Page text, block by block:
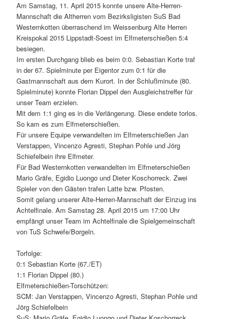
Am Samstag, 11. April 2015 konnte unsere Alte-Herren-
Mannschaft die Altherren vom Bezirksligisten SuS Bad
Westernkotten überraschend im Weissenburg Alte Herren
Kreispokal 2015 Lippstadt-Soest im Elfmeterschießen 5:4
besiegen.
Im ersten Durchgang blieb es beim 0:0. Sebastian Korte traf
in der 67. Spielminute per Eigentor zum 0:1 für die
Gastmannschaft aus dem Kurort. In der Schlußminute (80.
Spielminute) konnte Florian Dippel den Ausgleichstreffer für
unser Team erzielen.
Mit dem 1:1 ging es in die Verlängerung. Diese endete torlos.
So kam es zum Elfmeterschießen.
Für unsere Equipe verwandelten im Elfmeterschießen Jan
Verstappen, Vincenzo Agresti, Stephan Pohle und Jörg
Schiefelbein ihre Elfmeter.
Für Bad Westernkotten verwandelten im Elfmeterschießen
Mario Gräfe, Egidio Luongo und Dieter Koschorreck. Zwei
Spieler von den Gästen trafen Latte bzw. Pfosten.
Somit gelang unserer Alte-Herren-Mannschaft der Einzug ins
Achtelfinale. Am Samstag 28. April 2015 um 17:00 Uhr
empfängt unser Team im Achtelfinale die Spielgemeinschaft
von TuS Schwefe/Borgeln.
Torfolge:
0:1 Sebastian Korte (67./ET)
1:1 Florian Dippel (80.)
Elfmeterschießen-Torschützen:
SCM: Jan Verstappen, Vincenzo Agresti, Stephan Pohle und
Jörg Schiefelbein